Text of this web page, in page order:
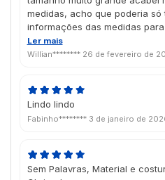
medidas, acho que poderia só
informações das medidas
compra, mas qualidade da
criada pela futuraIM foi top
Ler mais
Willian******** 26 de fevereiro de
Lindo lindo
Fabinho******** 3 de janeiro de
Sem Palavras, Material e